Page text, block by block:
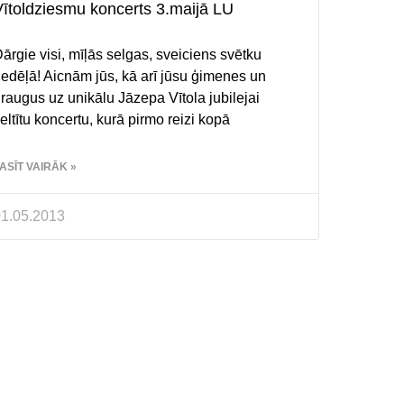
koncerts 3.maijā LU
visi, mīļās selgas, sveiciens svētku
Aicnām jūs, kā arī jūsu ģimenes un
uz unikālu Jāzepa Vītola jubilejai
koncertu, kurā pirmo reizi kopā
VAIRĀK »